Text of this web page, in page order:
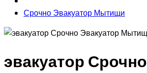
Срочно Эвакуатор Мытищи
эвакуатор Срочно